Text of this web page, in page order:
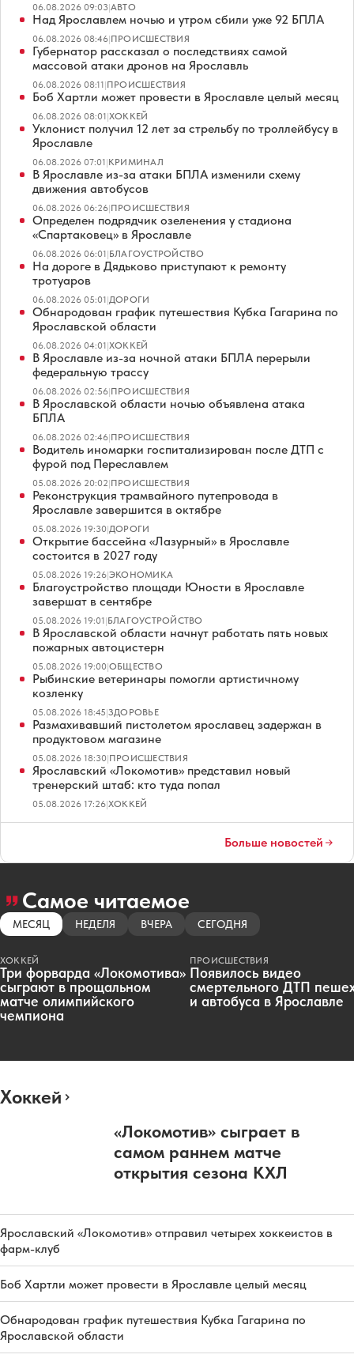
06.08.2026 09:03|АВТО
Над Ярославлем ночью и утром сбили уже 92 БПЛА
06.08.2026 08:46|ПРОИСШЕСТВИЯ
Губернатор рассказал о последствиях самой
массовой атаки дронов на Ярославль
06.08.2026 08:11|ПРОИСШЕСТВИЯ
Боб Хартли может провести в Ярославле целый месяц
06.08.2026 08:01|ХОККЕЙ
Уклонист получил 12 лет за стрельбу по троллейбусу в
Ярославле
06.08.2026 07:01|КРИМИНАЛ
В Ярославле из-за атаки БПЛА изменили схему
движения автобусов
06.08.2026 06:26|ПРОИСШЕСТВИЯ
Определен подрядчик озеленения у стадиона
«Спартаковец» в Ярославле
06.08.2026 06:01|БЛАГОУСТРОЙСТВО
На дороге в Дядьково приступают к ремонту
тротуаров
06.08.2026 05:01|ДОРОГИ
Обнародован график путешествия Кубка Гагарина по
Ярославской области
06.08.2026 04:01|ХОККЕЙ
В Ярославле из-за ночной атаки БПЛА перерыли
федеральную трассу
06.08.2026 02:56|ПРОИСШЕСТВИЯ
В Ярославской области ночью объявлена атака
БПЛА
06.08.2026 02:46|ПРОИСШЕСТВИЯ
Водитель иномарки госпитализирован после ДТП с
фурой под Переславлем
05.08.2026 20:02|ПРОИСШЕСТВИЯ
Реконструкция трамвайного путепровода в
Ярославле завершится в октябре
05.08.2026 19:30|ДОРОГИ
Открытие бассейна «Лазурный» в Ярославле
состоится в 2027 году
05.08.2026 19:26|ЭКОНОМИКА
Благоустройство площади Юности в Ярославле
завершат в сентябре
05.08.2026 19:01|БЛАГОУСТРОЙСТВО
В Ярославской области начнут работать пять новых
пожарных автоцистерн
05.08.2026 19:00|ОБЩЕСТВО
Рыбинские ветеринары помогли артистичному
козленку
05.08.2026 18:45|ЗДОРОВЬЕ
Размахивавший пистолетом ярославец задержан в
продуктовом магазине
05.08.2026 18:30|ПРОИСШЕСТВИЯ
Ярославский «Локомотив» представил новый
тренерский штаб: кто туда попал
05.08.2026 17:26|ХОККЕЙ
Больше новостей
Самое читаемое
МЕСЯЦ НЕДЕЛЯ ВЧЕРА СЕГОДНЯ
ХОККЕЙ
Три форварда «Локомотива»
сыграют в прощальном
матче олимпийского
чемпиона
ПРОИСШЕСТВИЯ
Появилось видео
смертельного ДТП
и автобуса в Ярославле
Хоккей
«Локомотив» сыграет в
самом раннем матче
открытия сезона КХЛ
Ярославский «Локомотив» отправил четырех хоккеистов в
фарм-клуб
Боб Хартли может провести в Ярославле целый месяц
Обнародован график путешествия Кубка Гагарина по
Ярославской области